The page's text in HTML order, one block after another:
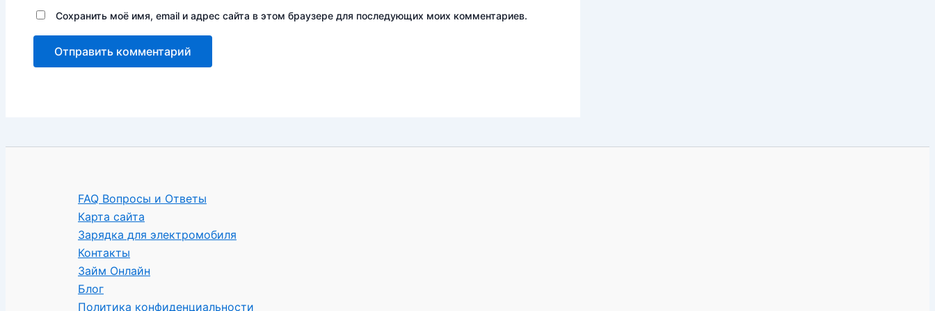
Сохранить моё имя, email и адрес сайта в этом браузере для последующих моих комментариев.
FAQ Вопросы и Ответы
Карта сайта
Зарядка для электромобиля
Контакты
Займ Онлайн
Блог
Политика конфиденциальности